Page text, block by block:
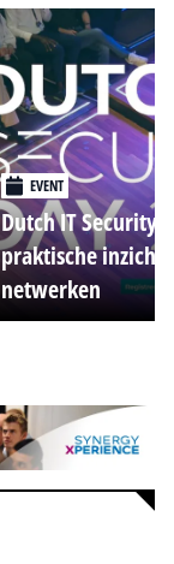
EVENT
Dutch IT Security
praktische
netwerken